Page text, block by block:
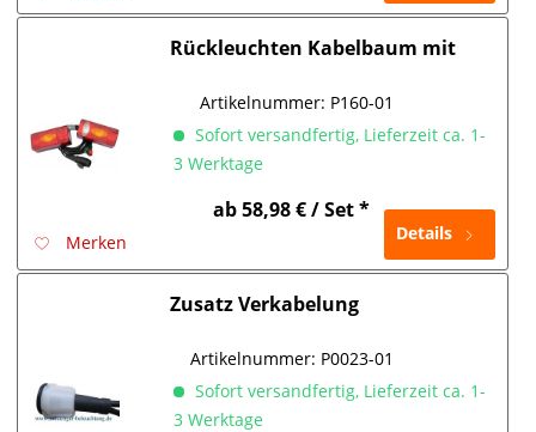
Rückleuchten Kabelbaum mit
Sofort versandfertig, Lieferzeit ca. 1-
3 Werktage
Artikelnummer: P160-01
ab 58,98 € / Set *
Merken Details
Zusatz Verkabelung
Sofort versandfertig, Lieferzeit ca. 1-
3 Werktage
Artikelnummer: P0023-01